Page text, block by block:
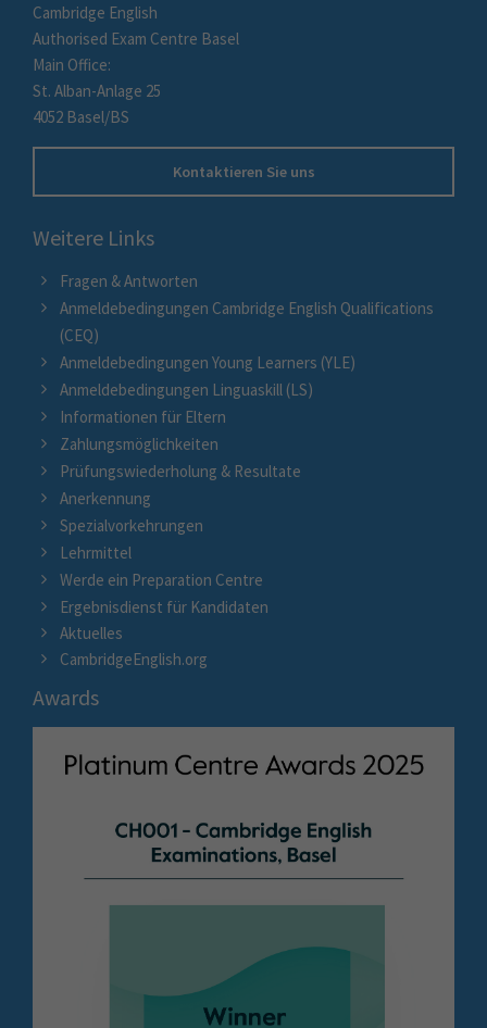
Cambridge English
Authorised Exam Centre Basel
Main Office:
St. Alban-Anlage 25
4052 Basel/BS
Kontaktieren Sie uns
Weitere Links
Fragen & Antworten
Anmeldebedingungen Cambridge English Qualifications
(CEQ)
Anmeldebedingungen Young Learners (YLE)
Anmeldebedingungen Linguaskill (LS)
Informationen für Eltern
Zahlungsmöglichkeiten
Prüfungswiederholung & Resultate
Anerkennung
Spezialvorkehrungen
Lehrmittel
Werde ein Preparation Centre
Ergebnisdienst für Kandidaten
Aktuelles
CambridgeEnglish.org
Awards